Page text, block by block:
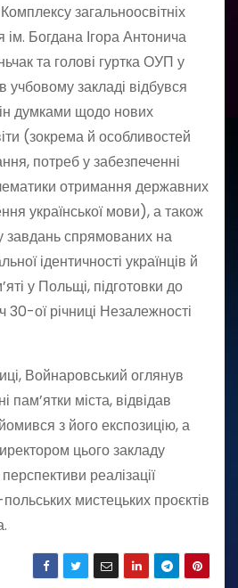
загальноосвітніх
Богдана Ігора Антонича
та голові гуртка ОУП у
закладі відбувся
думками щодо нових
(зокрема й особливостей
потреб у забезпеченні
отримання державних
української мови), а також
завдань спрямованих на
ідентичності українців й
у Польщі, підготовки до
30-ої річниці Незалежності
Войнаровський оглянув
пам’ятки міста, відвідав
з його експозицію, а
цього закладу
реалізації
мистецьких проєктів